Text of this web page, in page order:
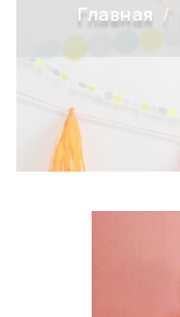
Главная